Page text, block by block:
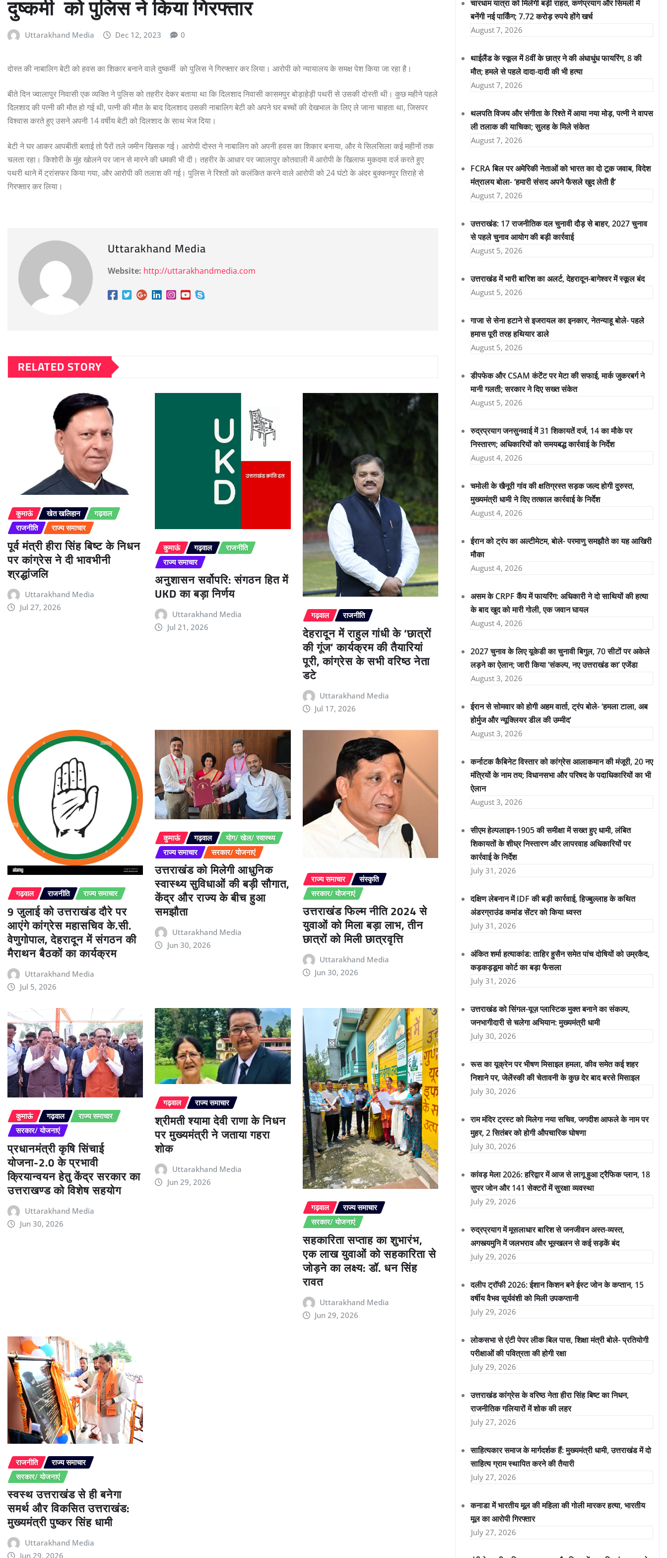
दुष्कर्मी को पुलिस ने किया गिरफ्तार
Uttarakhand Media Dec 12, 2023 0
दोस्त की नाबालिग बेटी को हवस का शिकार बनाने वाले दुष्कर्मी को पुलिस ने गिरफ्तार कर लिया। आरोपी को न्यायालय के समक्ष पेश किया जा रहा है।
बीते दिन ज्वालापुर निवासी एक व्यक्ति ने पुलिस को तहरीर देकर बताया था कि दिलशाद निवासी कासमपुर बोड़ाहेड़ी पथरी से उसकी दोस्ती थी। कुछ महीने पहले
दिलशाद की पत्नी की मौत हो गई थी, पत्नी की मौत के बाद दिलशाद उसकी नाबालिग बेटी को अपने घर बच्चों की देखभाल के लिए ले जाना चाहता था, जिसपर
विश्वास करते हुए उसने अपनी 14 वर्षीय बेटी को दिलशाद के साथ भेज दिया।
बेटी ने घर आकर आपबीती बताई तो पैरों तले जमीन खिसक गई। आरोपी दोस्त ने नाबालिग को अपनी हवस का शिकार बनाया, और ये सिलसिला कई महीनों तक
चलता रहा। किशोरी के मुंह खोलने पर जान से मारने की धमकी भी दी। तहरीर के आधार पर ज्वालापुर कोतवाली में आरोपी के खिलाफ मुकदमा दर्ज करते हुए
पथरी थाने में ट्रांसफर किया गया, और आरोपी की तलाश की गई। पुलिस ने रिश्तों को कलंकित करने वाले आरोपी को 24 घंटो के अंदर बुक्कनपुर तिराहे से
गिरफ्तार कर लिया।
Uttarakhand Media
Website: http://uttarakhandmedia.com
RELATED STORY
कुमाऊं खेत खलिहान
गढ़वाल
राजनीति
राज्य समाचार
पूर्व मंत्री हीरा सिंह बिष्ट के निधन
पर कांग्रेस ने दी भावभीनी
श्रद्धांजलि
Uttarakhand Media
Jul 27, 2026
कुमाऊं गढ़वाल
राजनीति
राज्य समाचार
अनुशासन सर्वोपरि: संगठन हित में
UKD का बड़ा निर्णय
Uttarakhand Media
Jul 21, 2026
गढ़वाल राजनीति
देहरादून में राहुल गांधी के ‘छात्रों
की गूंज’ कार्यक्रम की तैयारियां
पूरी, कांग्रेस के सभी वरिष्ठ नेता
डटे
Uttarakhand Media
Jul 17, 2026
गढ़वाल राजनीति राज्य समाचार
9 जुलाई को उत्तराखंड दौरे पर
आएंगे कांग्रेस महासचिव के.सी.
वेणुगोपाल, देहरादून में संगठन की
मैराथन बैठकों का कार्यक्रम
Uttarakhand Media
Jul 5, 2026
कुमाऊं गढ़वाल
योग/ खेल/ स्वास्थ्य
राज्य समाचार
सरकार/ योजनाएं
उत्तराखंड को मिलेगी आधुनिक
स्वास्थ्य सुविधाओं की बड़ी सौगात,
केंद्र और राज्य के बीच हुआ
समझौता
Uttarakhand Media
Jun 30, 2026
राज्य समाचार
संस्कृति
सरकार/ योजनाएं
उत्तराखंड फिल्म नीति 2024 से
युवाओं को मिला बड़ा लाभ, तीन
छात्रों को मिली छात्रवृत्ति
Uttarakhand Media
Jun 30, 2026
कुमाऊं गढ़वाल
राज्य समाचार
सरकार/ योजनाएं
प्रधानमंत्री कृषि सिंचाई
योजना-2.0 के प्रभावी
क्रियान्वयन हेतु केंद्र सरकार का
उत्तराखण्ड को विशेष सहयोग
Uttarakhand Media
Jun 30, 2026
गढ़वाल राज्य समाचार
श्रीमती श्यामा देवी राणा के निधन
पर मुख्यमंत्री ने जताया गहरा
शोक
Uttarakhand Media
Jun 29, 2026
गढ़वाल
राज्य समाचार
सरकार/ योजनाएं
सहकारिता सप्ताह का शुभारंभ,
एक लाख युवाओं को सहकारिता से
जोड़ने का लक्ष्य: डॉ. धन सिंह
रावत
Uttarakhand Media
Jun 29, 2026
राजनीति
राज्य समाचार
सरकार/ योजनाएं
स्वस्थ उत्तराखंड से ही बनेगा
समर्थ और विकसित उत्तराखंड:
मुख्यमंत्री पुष्कर सिंह धामी
Uttarakhand Media
Jun 29, 2026
चारधाम यात्रा को मिलेगी बड़ी राहत, कर्णप्रयाग और सिमली में
बनेंगी नई पार्किंग; 7.72 करोड़ रुपये होंगे खर्च
August 7, 2026
थाईलैंड के स्कूल में 8वीं के छात्र ने की अंधाधुंध फायरिंग, 8 की
मौत; हमले से पहले दादा-दादी की भी हत्या
August 7, 2026
थलपति विजय और संगीता के रिश्ते में आया नया मोड़, पत्नी ने वापस
ली तलाक की याचिका; सुलह के मिले संकेत
August 7, 2026
FCRA बिल पर अमेरिकी नेताओं को भारत का दो टूक जवाब, विदेश
मंत्रालय बोला- ‘हमारी संसद अपने फैसले खुद लेती है’
August 7, 2026
उत्तराखंड: 17 राजनीतिक दल चुनावी दौड़ से बाहर, 2027 चुनाव
से पहले चुनाव आयोग की बड़ी कार्रवाई
August 5, 2026
उत्तराखंड में भारी बारिश का अलर्ट, देहरादून-बागेश्वर में स्कूल बंद
August 5, 2026
गाजा से सेना हटाने से इजरायल का इनकार, नेतन्याहू बोले- पहले
हमास पूरी तरह हथियार डाले
August 5, 2026
डीपफेक और CSAM कंटेंट पर मेटा की सफाई, मार्क जुकरबर्ग ने
मानी गलती; सरकार ने दिए सख्त संकेत
August 5, 2026
रुद्रप्रयाग जनसुनवाई में 31 शिकायतें दर्ज, 14 का मौके पर
निस्तारण; अधिकारियों को समयबद्ध कार्रवाई के निर्देश
August 4, 2026
चमोली के खैनूरी गांव की क्षतिग्रस्त सड़क जल्द होगी दुरुस्त,
मुख्यमंत्री धामी ने दिए तत्काल कार्रवाई के निर्देश
August 4, 2026
ईरान को ट्रंप का अल्टीमेटम, बोले- परमाणु समझौते का यह आखिरी
मौका
August 4, 2026
असम के CRPF कैंप में फायरिंग: अधिकारी ने दो साथियों की हत्या
के बाद खुद को मारी गोली, एक जवान घायल
August 4, 2026
2027 चुनाव के लिए यूकेडी का चुनावी बिगुल, 70 सीटों पर अकेले
लड़ने का ऐलान; जारी किया ‘संकल्प, नए उत्तराखंड का’ एजेंडा
August 3, 2026
ईरान से सोमवार को होगी अहम वार्ता, ट्रंप बोले- ‘हमला टाला, अब
होर्मुज और न्यूक्लियर डील की उम्मीद’
August 3, 2026
कर्नाटक कैबिनेट विस्तार को कांग्रेस आलाकमान की मंजूरी, 20 नए
मंत्रियों के नाम तय; विधानसभा और परिषद के पदाधिकारियों का भी
ऐलान
August 3, 2026
सीएम हेल्पलाइन-1905 की समीक्षा में सख्त हुए धामी, लंबित
शिकायतों के शीघ्र निस्तारण और लापरवाह अधिकारियों पर
कार्रवाई के निर्देश
July 31, 2026
दक्षिण लेबनान में IDF की बड़ी कार्रवाई, हिज्बुल्लाह के कथित
अंडरग्राउंड कमांड सेंटर को किया ध्वस्त
July 31, 2026
अंकित शर्मा हत्याकांड: ताहिर हुसैन समेत पांच दोषियों को उम्रकैद,
कड़कड़डूमा कोर्ट का बड़ा फैसला
July 31, 2026
उत्तराखंड को सिंगल-यूज़ प्लास्टिक मुक्त बनाने का संकल्प,
जनभागीदारी से चलेगा अभियान: मुख्यमंत्री धामी
July 30, 2026
रूस का यूक्रेन पर भीषण मिसाइल हमला, कीव समेत कई शहर
निशाने पर, जेलेंस्की की चेतावनी के कुछ देर बाद बरसे मिसाइल
July 30, 2026
राम मंदिर ट्रस्ट को मिलेगा नया सचिव, जगदीश आफले के नाम पर
मुहर, 2 सितंबर को होगी औपचारिक घोषणा
July 30, 2026
कांवड़ मेला 2026: हरिद्वार में आज से लागू हुआ ट्रैफिक प्लान, 18
सुपर जोन और 141 सेक्टरों में सुरक्षा व्यवस्था
July 29, 2026
रुद्रप्रयाग में मूसलाधार बारिश से जनजीवन अस्त-व्यस्त,
अगस्त्यमुनि में जलभराव और भूस्खलन से कई सड़कें बंद
July 29, 2026
दलीप ट्रॉफी 2026: ईशान किशन बने ईस्ट जोन के कप्तान, 15
वर्षीय वैभव सूर्यवंशी को मिली उपकप्तानी
July 29, 2026
लोकसभा से एंटी पेपर लीक बिल पास, शिक्षा मंत्री बोले- प्रतियोगी
परीक्षाओं की पवित्रता की होगी रक्षा
July 29, 2026
उत्तराखंड कांग्रेस के वरिष्ठ नेता हीरा सिंह बिष्ट का निधन,
राजनीतिक गलियारों में शोक की लहर
July 27, 2026
साहित्यकार समाज के मार्गदर्शक हैं: मुख्यमंत्री धामी, उत्तराखंड में दो
साहित्य ग्राम स्थापित करने की तैयारी
July 27, 2026
कनाडा में भारतीय मूल की महिला की गोली मारकर हत्या, भारतीय
मूल का आरोपी गिरफ्तार
July 27, 2026